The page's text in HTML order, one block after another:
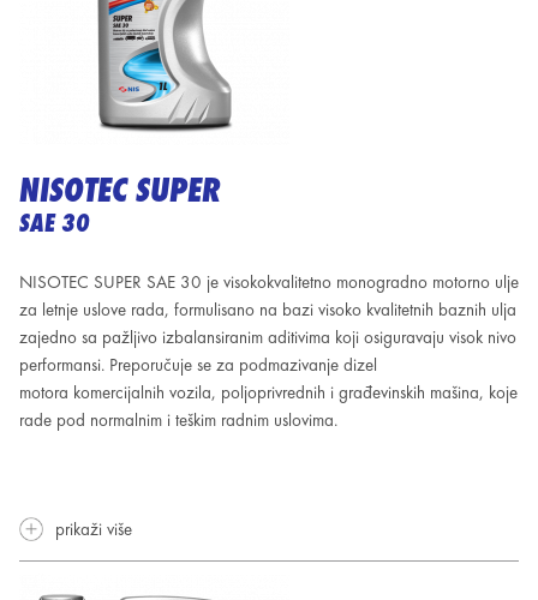
NISOTEC SUPER
SAE 30
NISOTEC SUPER SAE 30 je visokokvalitetno monogradno motorno ulje
za letnje uslove rada, formulisano na bazi visoko kvalitetnih baznih ulja
zajedno sa pažljivo izbalansiranim aditivima koji osiguravaju visok nivo
performansi. Preporučuje se za podmazivanje dizel
motora komercijalnih vozila, poljoprivrednih i građevinskih mašina, koje
rade pod normalnim i teškim radnim uslovima.
prikaži više